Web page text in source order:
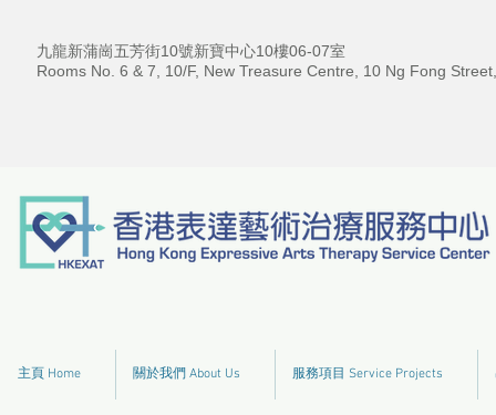
九龍新蒲崗五芳街10號新寶中心10樓06-07室
Rooms No. 6 & 7, 10/F, New Treasure Centre, 10 Ng Fong
主頁 Home 關於我們 About Us 服務項目 Service Projects